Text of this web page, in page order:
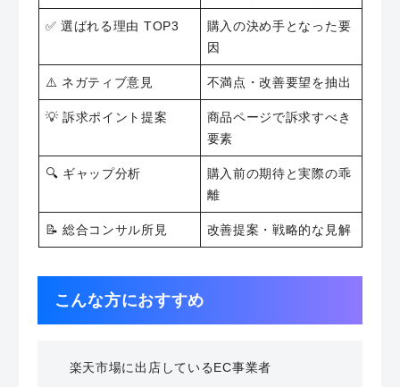
✅ 選ばれる理由 TOP3
購入の決め手となった要
因
⚠️ ネガティブ意見 不満点・改善要望を抽出
💡 訴求ポイント提案
商品ページで訴求すべき
要素
🔍 ギャップ分析
購入前の期待と実際の乖
離
📝 総合コンサル所見 改善提案・戦略的な見解
こんな方におすすめ
楽天市場に出店しているEC事業者